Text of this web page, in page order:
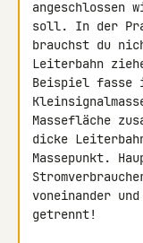
angeschlossen
soll. In der
brauchst du
Leiterbahn
Beispiel fasse
Massefläche
dicke
Massepunkt.
voneinander
getrennt!